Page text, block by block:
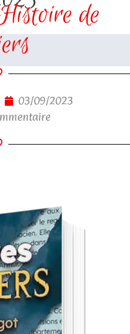
de
03/09/2023